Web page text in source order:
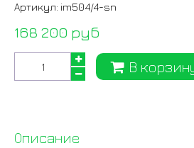
Артикул: im504/4-sn
168 200 руб
В
Описание